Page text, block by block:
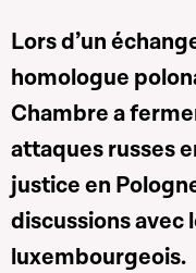
Lors d’un
homologue
Chambre a
attaques russes
justice en
discussions avec
luxembourgeois.